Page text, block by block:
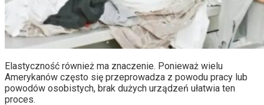
Elastyczność również ma znaczenie. Ponieważ wielu
Amerykanów często się przeprowadza z powodu pracy lub
powodów osobistych, brak dużych urządzeń ułatwia ten
proces.